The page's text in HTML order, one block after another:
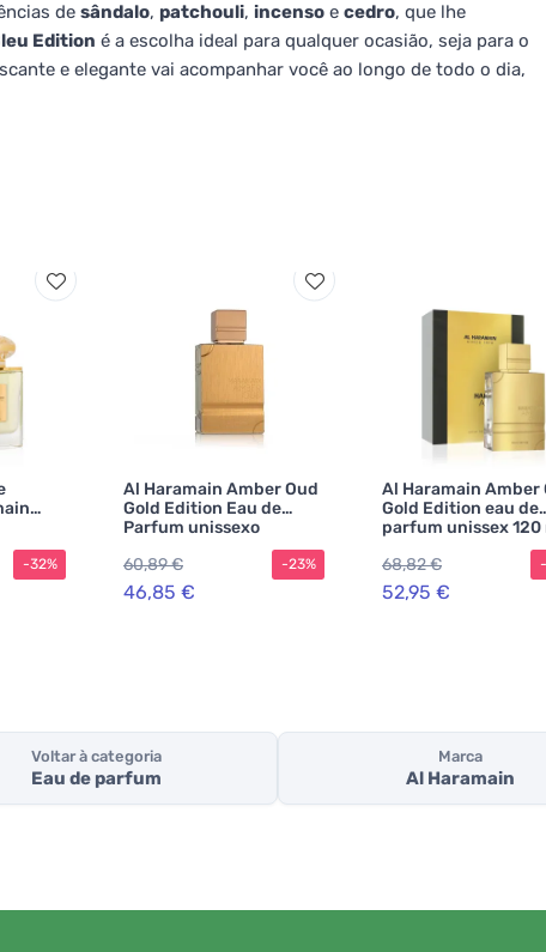
de sândalo, patchouli, incenso e cedro, que lhe
Edition é a escolha ideal para qualquer ocasião, seja para o
e elegante vai acompanhar você ao longo de todo o dia,
-32%
Al Haramain Amber Oud
Gold Edition Eau de
Parfum unissexo
60,89 €
46,85 €
-23%
Al Haramain Amber
Gold Edition eau de
parfum unissex 120
68,82 €
52,95 €
Voltar à categoria
Eau de parfum
Marca
Al Haramain